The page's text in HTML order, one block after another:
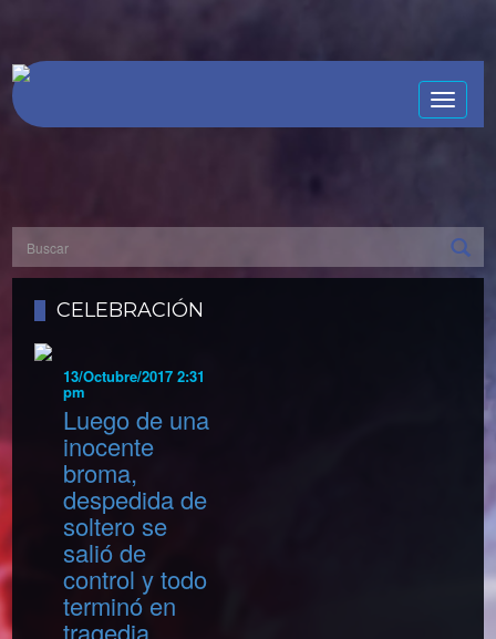
Toggle
CELEBRACIÓN
13/Octubre/2017 2:31
pm
Luego de una
inocente
broma,
despedida de
soltero se
salió de
control y todo
terminó en
tragedia